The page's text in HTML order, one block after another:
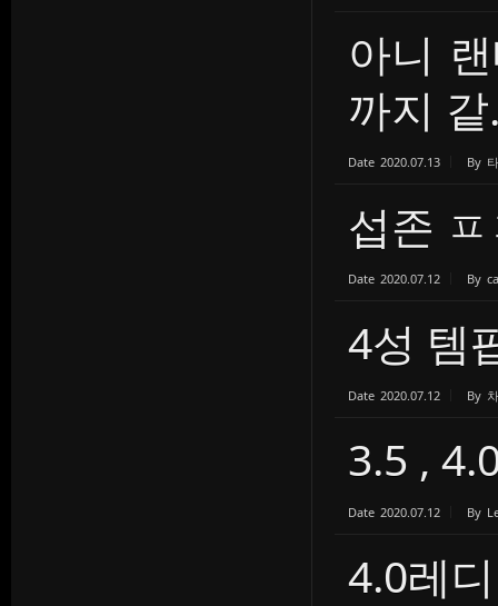
아니
까지
Date 2020.07.13 By
섭존
Date 2020.07.12 By
4성 템
Date 2020.07.12 By
3.5 ,
Date 2020.07.12 By
4.0레